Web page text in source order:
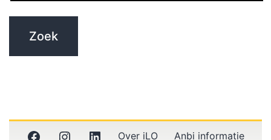
FacebookInstagramLinkedIn
Over iLO Anbi informatie